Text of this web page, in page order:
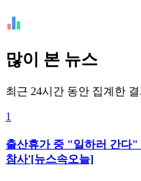
많이 본 뉴스
최근 24시간 동안 집계한
1
출산휴가 중 "일하러 간다"
참사'[뉴스속오늘]